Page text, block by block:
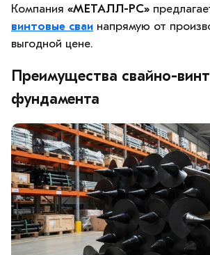
Компания «МЕТАЛЛ-РС»
винтовые сваи напрямую от
выгодной цене.
Преимущества свайно-
фундамента